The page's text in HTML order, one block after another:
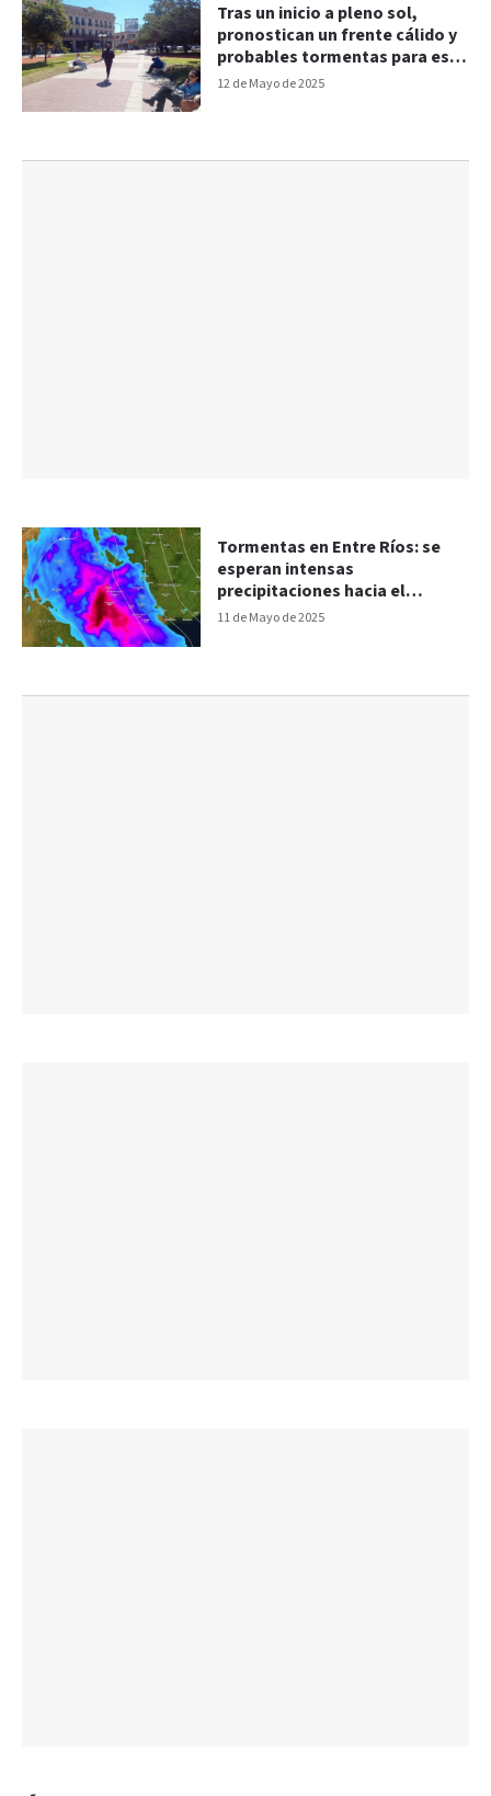
12 de Mayo de 2025
Tras un inicio a pleno sol,
pronostican un frente cálido y
probables tormentas para esta
semana
11 de Mayo de 2025
Tormentas en Entre Ríos: se
esperan intensas
precipitaciones hacia el
próximo fin de semana